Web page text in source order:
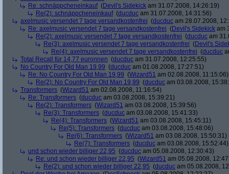
Re: schnäppcheneinkauf(Devil's Sidekick am 31.07.2008, 14:26:19)
Re(2): schnäppcheneinkauf(ducduc am 31.07.2008, 14:31:56)
axelmusic versendet 7 tage versandkostenfrei (ducduc am 28.07.2008,
Re: axelmusic versendet 7 tage versandkostenfrei (Devil's Sidekick am
Re(2): axelmusic versendet 7 tage versandkostenfrei (ducduc am
Re(3): axelmusic versendet 7 tage versandkostenfrei (Devil's
Re(4): axelmusic versendet 7 tage versandkostenfrei (ducduc
Total Recall für 14,77 euronnen (ducduc am 31.07.2008, 12:25:55)
No Country For Old Man 19,99 (ducduc am 01.08.2008, 17:27:51)
Re: No Country For Old Man 19,99 (Wizard51 am 02.08.2008, 11:15:06)
Re(2): No Country For Old Man 19,99 (ducduc am 03.08.2008,
Transformers (Wizard51 am 02.08.2008, 11:16:54)
Re: Transformers (ducduc am 03.08.2008, 15:39:21)
Re(2): Transformers (Wizard51 am 03.08.2008, 15:39:56)
Re(3): Transformers (ducduc am 03.08.2008, 15:41:33)
Re(4): Transformers (Wizard51 am 03.08.2008, 15:45:11)
Re(5): Transformers (ducduc am 03.08.2008, 15:48:06)
Re(6): Transformers (Wizard51 am 03.08.2008, 15:50:31)
Re(7): Transformers (ducduc am 03.08.2008, 15:52:44)
und schon wieder billiger 22,95 (ducduc am 05.08.2008, 12:30:43)
Re: und schon wieder billiger 22,95 (Wizard51 am 05.08.2008,
Re(2): und schon wieder billiger 22,95 (ducduc am 05.08.2008,